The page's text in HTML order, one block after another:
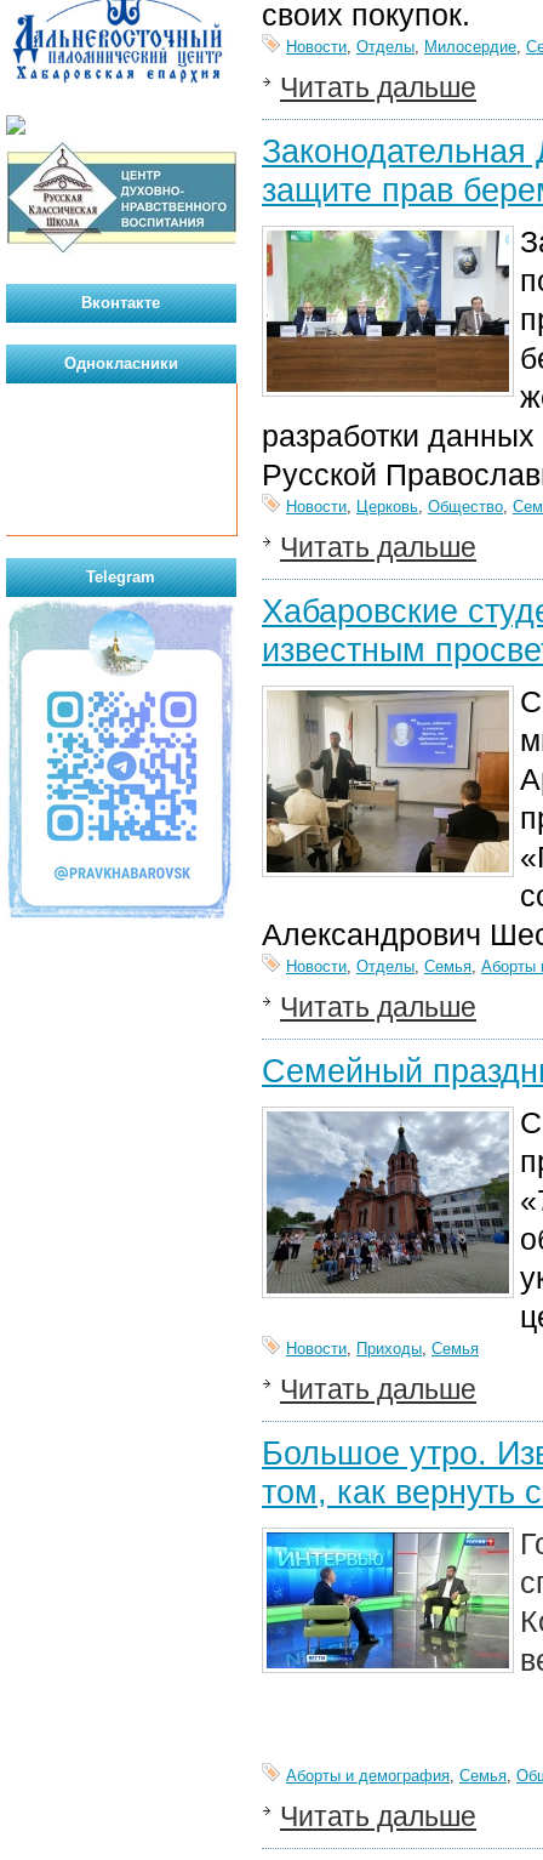
своих покупок.
Новости, Отделы, Милосердие,
Читать дальше
защите прав
разработки
Русской
Новости, Церковь, Общество,
Читать дальше
Хабаровские
известным
Александрович
Новости, Отделы, Семья, Аборты
Читать дальше
Семейный
Новости, Приходы, Семья
Читать дальше
Большое утро.
том, как вернуть
Аборты и демография, Семья,
Читать дальше
Вконтакте
Однокласники
Telegram